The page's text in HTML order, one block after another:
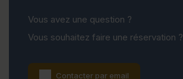
Vous avez une question ?
Vous souhaitez faire une réservation ?
Contacter par email